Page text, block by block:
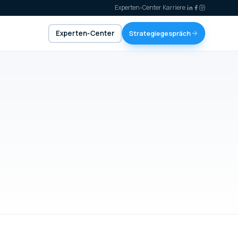
Experten-Center·Karriere·
Experten-Center Strategiegespräch